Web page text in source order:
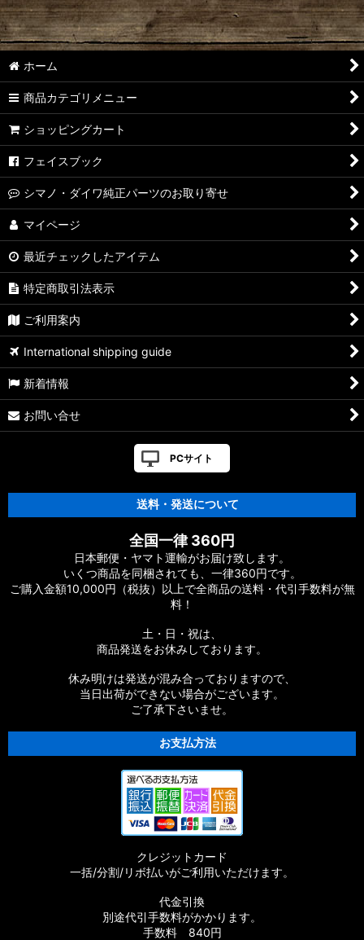
アベイル（ダイワ・アブ用）
ZPI
ZPI（ダイワ・アブ用）
スタジオコンポジット
ドライブ
カハラジャパン
NSクラフト
ダイワ・メガバス純正
アブ純正
シマノ/夢屋
ホーム
商品カテゴリメニュー
ショッピングカート
フェイスブック
シマノ・ダイワ純正パーツのお取り寄せ
マイページ
最近チェックしたアイテム
特定商取引法表示
ご利用案内
International shipping guide
新着情報
お問い合せ
PCサイト
送料・発送について
全国一律 360円
日本郵便・ヤマト運輸がお届け致します。
いくつ商品を同梱されても、一律360円です。
ご購入金額10,000円（税抜）以上で全商品の送料・代引手数料が無
料！
土・日・祝は、
商品発送をお休みしております。
休み明けは発送が混み合っておりますので、
当日出荷ができない場合がございます。
ご了承下さいませ。
お支払方法
クレジットカード
一括/分割/リボ払いがご利用いただけます。
代金引換
別途代引手数料がかかります。
手数料 840円